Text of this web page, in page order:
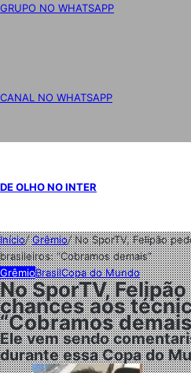
GRUPO NO WHATSAPP
CANAL NO WHATSAPP
DE OLHO NO INTER
Início/Grêmio/No SporTV, Felipão
brasileiros: “Cobramos demais”
GrêmioBrasilCopa do Mundo
No SporTV,
chances aos
“Cobramos
Ele vem sendo
durante essa Copa do